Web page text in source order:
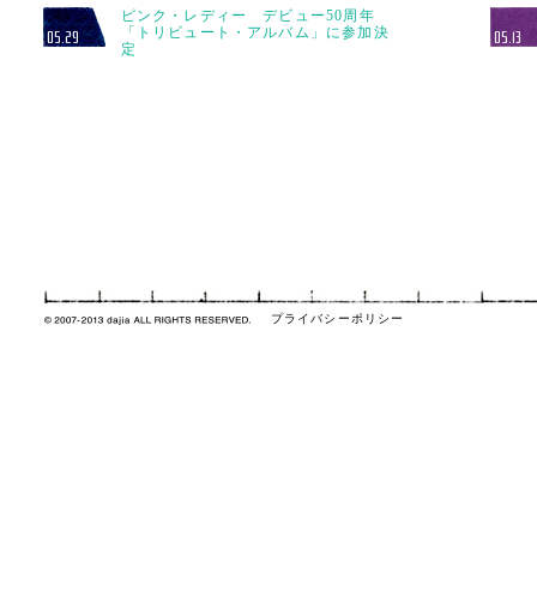
05.29
ピンク・レディー デビュー50周年
「トリビュート・アルバム」に参加決
定
05.13
プライバシーポリシー